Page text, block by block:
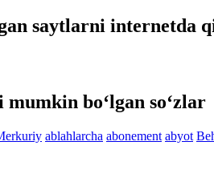
saytlarni internetda
bo‘lgan so‘zlar
ablahlarcha abonement abyot